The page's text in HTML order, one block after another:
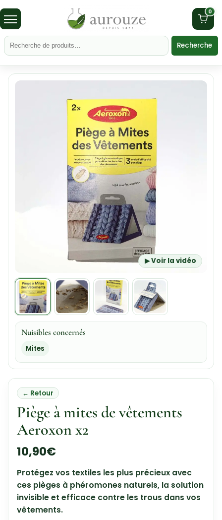
0
Recherche
▶ Voir la vidéo
Nuisibles concernés
Mites
← Retour
Piège à mites de vêtements
Aeroxon x2
10,90€
Protégez vos textiles les plus précieux avec
ces pièges à phéromones naturels, la solution
invisible et efficace contre les trous dans vos
vêtements.